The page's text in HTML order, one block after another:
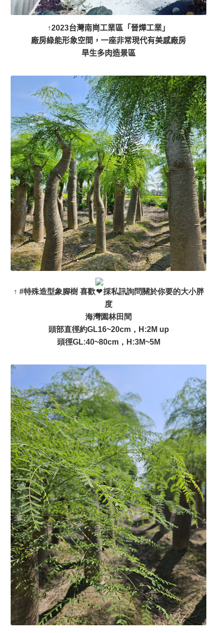
↑2023台灣南崗工業區「晉燁工業」
廠房綠能形象空間，一座非常現代有美感廠房
旱生多肉造景區
↑ #特殊造型象腳樹喜歡
採私訊詢問關於你要的大小胖
度
海灣園林田間
頭部直徑約GL16~20cm，H:2M up
頭徑GL:40~80cm，H:3M~5M